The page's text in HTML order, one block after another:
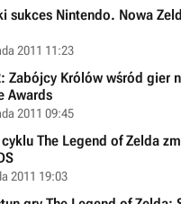
sukces Nintendo. Nowa
2011 11:23
Zabójcy Królów wśród gier
Awards
2011 09:45
The Legend of Zelda
2011 19:03